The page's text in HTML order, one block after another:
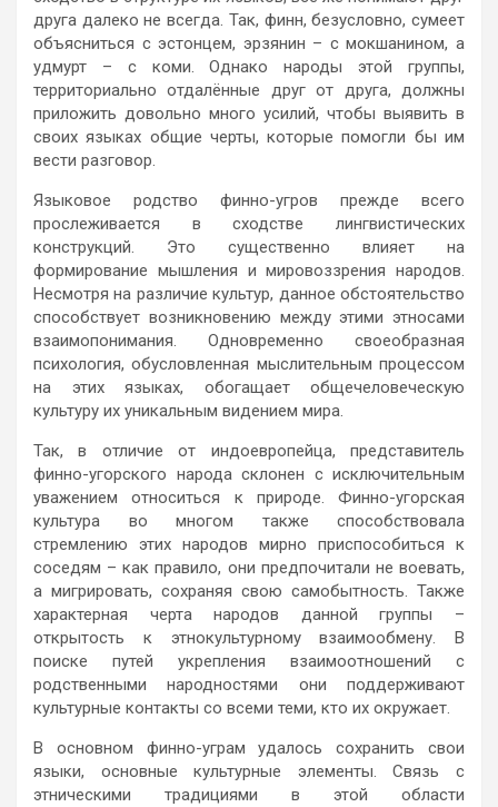
друга далеко не всегда. Так, финн, безусловно, сумеет
объясниться с эстонцем, эрзянин – с мокшанином, а
удмурт – с коми. Однако народы этой группы,
территориально отдалённые друг от друга, должны
приложить довольно много усилий, чтобы выявить в
своих языках общие черты, которые помогли бы им
вести разговор.
Языковое родство финно-угров прежде всего
прослеживается в сходстве лингвистических
конструкций. Это существенно влияет на
формирование мышления и мировоззрения народов.
Несмотря на различие культур, данное обстоятельство
способствует возникновению между этими этносами
взаимопонимания. Одновременно своеобразная
психология, обусловленная мыслительным процессом
на этих языках, обогащает общечеловеческую
культуру их уникальным видением мира.
Так, в отличие от индоевропейца, представитель
финно-угорского народа склонен с исключительным
уважением относиться к природе. Финно-угорская
культура во многом также способствовала
стремлению этих народов мирно приспособиться к
соседям – как правило, они предпочитали не воевать,
а мигрировать, сохраняя свою самобытность. Также
характерная черта народов данной группы –
открытость к этнокультурному взаимообмену. В
поиске путей укрепления взаимоотношений с
родственными народностями они поддерживают
культурные контакты со всеми теми, кто их окружает.
В основном финно-уграм удалось сохранить свои
языки, основные культурные элементы. Связь с
этническими традициями в этой области